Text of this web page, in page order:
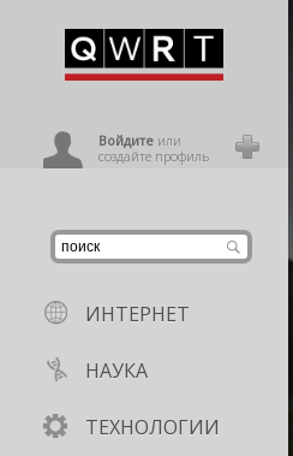
Войдитеили
создайте профиль
ИНТЕРНЕТ
НАУКА
ТЕХНОЛОГИИ